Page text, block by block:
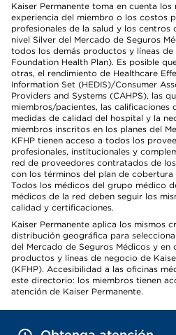
Kaiser Permanente toma en cuenta los
experiencia del miembro o los costos
profesionales de la salud y los centros
nivel Silver del Mercado de Seguros
todos los demás productos y líneas
Foundation Health Plan). Es posible
otras, el rendimiento de Healthcare
Information Set (HEDIS)/Consumer
Providers and Systems (CAHPS), las
miembros/pacientes, las calificaciones
medidas de calidad del hospital y la
miembros inscritos en los planes del
KFHP tienen acceso a todos los
profesionales, institucionales y
red de proveedores contratados de
con los términos del plan de cobertura
Todos los médicos del grupo médico
médicos de la red deben seguir los
calidad y certificaciones.
Kaiser Permanente aplica los mismos
distribución geográfica para
del Mercado de Seguros Médicos y en
productos y líneas de negocio de
(KFHP). Accesibilidad a las oficinas
este directorio: los miembros tienen
atención de Kaiser Permanente.